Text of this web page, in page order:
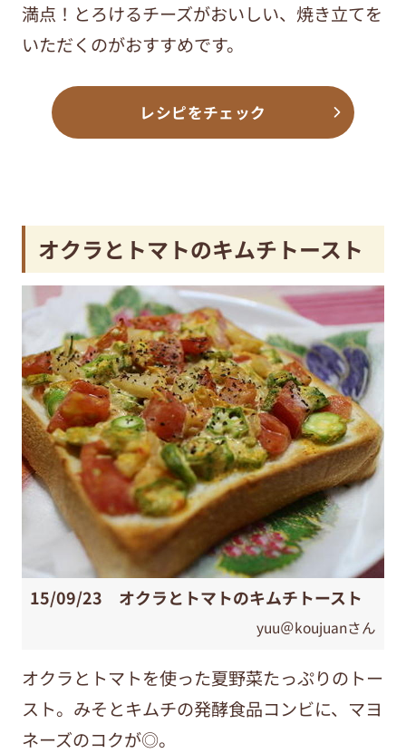
満点！とろけるチーズがおいしい、焼き立てを
いただくのがおすすめです。
レシピをチェック
オクラとトマトのキムチトースト
15/09/23 オクラとトマトのキムチトースト
yuu＠koujuanさん
オクラとトマトを使った夏野菜たっぷりのトー
スト。みそとキムチの発酵食品コンビに、マヨ
ネーズのコクが◎。